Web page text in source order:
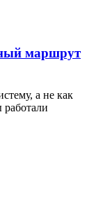
маршрут
а не как